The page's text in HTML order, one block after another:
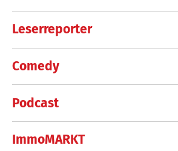
Leserreporter
Comedy
Podcast
ImmoMARKT